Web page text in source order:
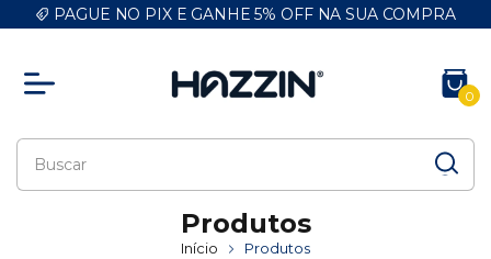
PAGUE NO PIX E GANHE 5% OFF NA SUA COMPRA
0
Produtos
Início Produtos